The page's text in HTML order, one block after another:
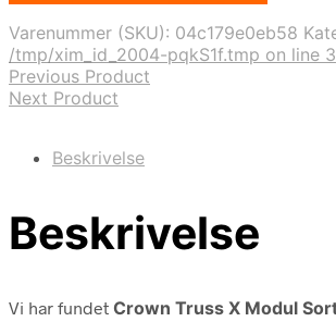
Varenummer (SKU): 04c179e0eb58
/tmp/xim_id_2004-pqkS1f.tmp on line 3
Previous Product
Next Product
Beskrivelse
Beskrivelse
Vi har fundet Crown Truss X Modul